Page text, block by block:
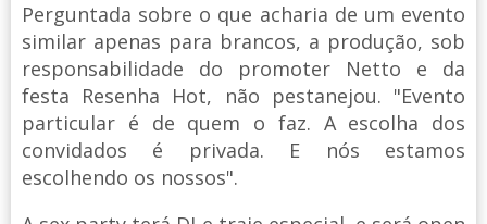
Perguntada sobre o que acharia de um evento
similar apenas para brancos, a produção, sob
responsabilidade do promoter Netto e da
festa Resenha Hot, não pestanejou. "Evento
particular é de quem o faz. A escolha dos
convidados é privada. E nós estamos
escolhendo os nossos".